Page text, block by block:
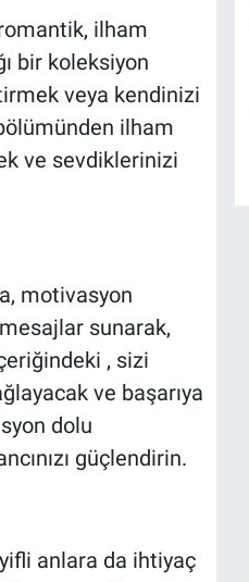
ilham
bir koleksiyon
veya kendinizi
ilham
ve sevdiklerinizi
motivasyon
sunarak,
, sizi
ve başarıya
dolu
güçlendirin.
anlara da ihtiyaç